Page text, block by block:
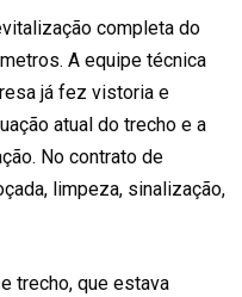
completa do
A equipe técnica
já fez vistoria e
atual do trecho e a
No contrato de
limpeza, sinalização,
trecho, que estava